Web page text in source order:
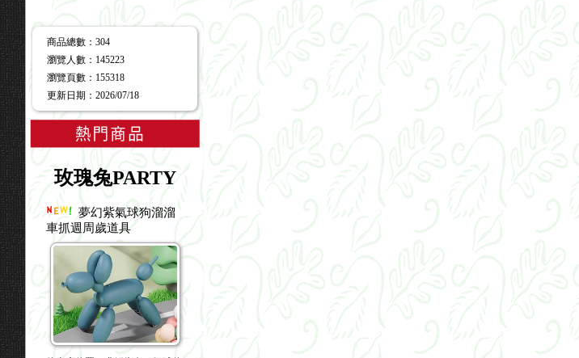
商品總數 ：304
瀏覽人數 ： 145223
瀏覽頁數 ： 155318
更新日期 ：2026/07/18
玫瑰兔PARTY
夢幻紫氣球狗溜溜
車抓週周歲道具